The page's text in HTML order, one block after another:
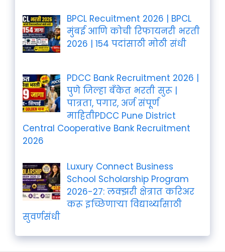
BPCL Recuitment 2026 | BPCL
मुंबई आणि कोची रिफायनरी भरती
2026 | 154 पदांसाठी मोठी संधी
PDCC Bank Recruitment 2026 |
पुणे जिल्हा बँकेत भरती सुरू |
पात्रता, पगार, अर्ज संपूर्ण
माहितीPDCC Pune District
Central Cooperative Bank Recruitment
2026
Luxury Connect Business
School Scholarship Program
2026-27: लक्झरी क्षेत्रात करिअर
करू इच्छिणाऱ्या विद्यार्थ्यांसाठी
सुवर्णसंधी